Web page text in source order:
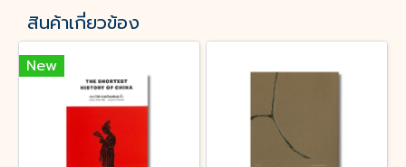
สินค้าเกี่ยวข้อง
New